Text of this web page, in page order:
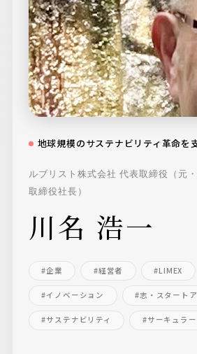
MESSAGE
YOUTUBE
地球規模のサステナビリティ革命を
ルブリスト株式会社 代表取締役（元
取締役社長）
川名 浩一
#企業 #経営者 #LIMEX
#イノベーション #志・スタート
#サステナビリティ #サーキュラ